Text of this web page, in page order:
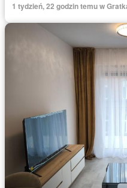
1 tydzień, 22 godzin temu w